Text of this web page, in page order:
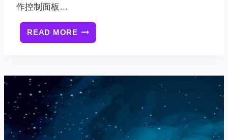
作控制面板…
READ MORE 什
么